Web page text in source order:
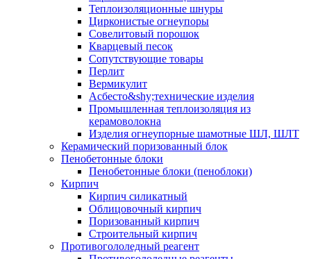
Теплоизоляционные шнуры
Цирконистые огнеупоры
Совелитовый порошок
Кварцевый песок
Сопутствующие товары
Перлит
Вермикулит
Асбесто&shy;технические изделия
Промышленная теплоизоляция из
керамоволокна
Изделия огнеупорные шамотные ШЛ, ШЛТ
Керамический поризованный блок
Пенобетонные блоки
Пенобетонные блоки (пеноблоки)
Кирпич
Кирпич силикатный
Облицовочный кирпич
Поризованный кирпич
Строительный кирпич
Противогололедный реагент